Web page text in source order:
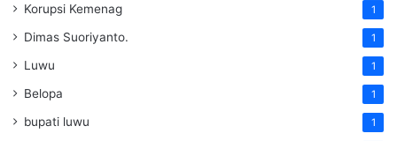
Korupsi Kemenag 1
Dimas Suoriyanto. 1
Luwu 1
Belopa 1
bupati luwu 1